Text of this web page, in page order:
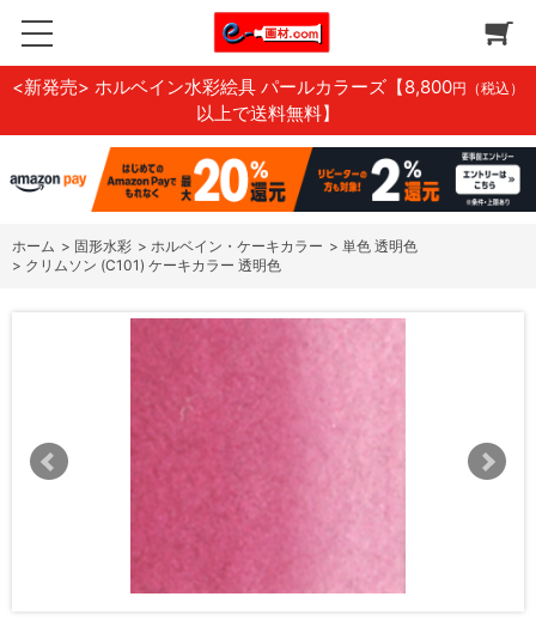
<新発売> ホルベイン水彩絵具 パールカラーズ 【8,800円（税込）
以上で送料無料】
ホーム > 固形水彩 > ホルベイン・ケーキカラー > 単色 透明色
> クリムソン (C101) ケーキカラー 透明色